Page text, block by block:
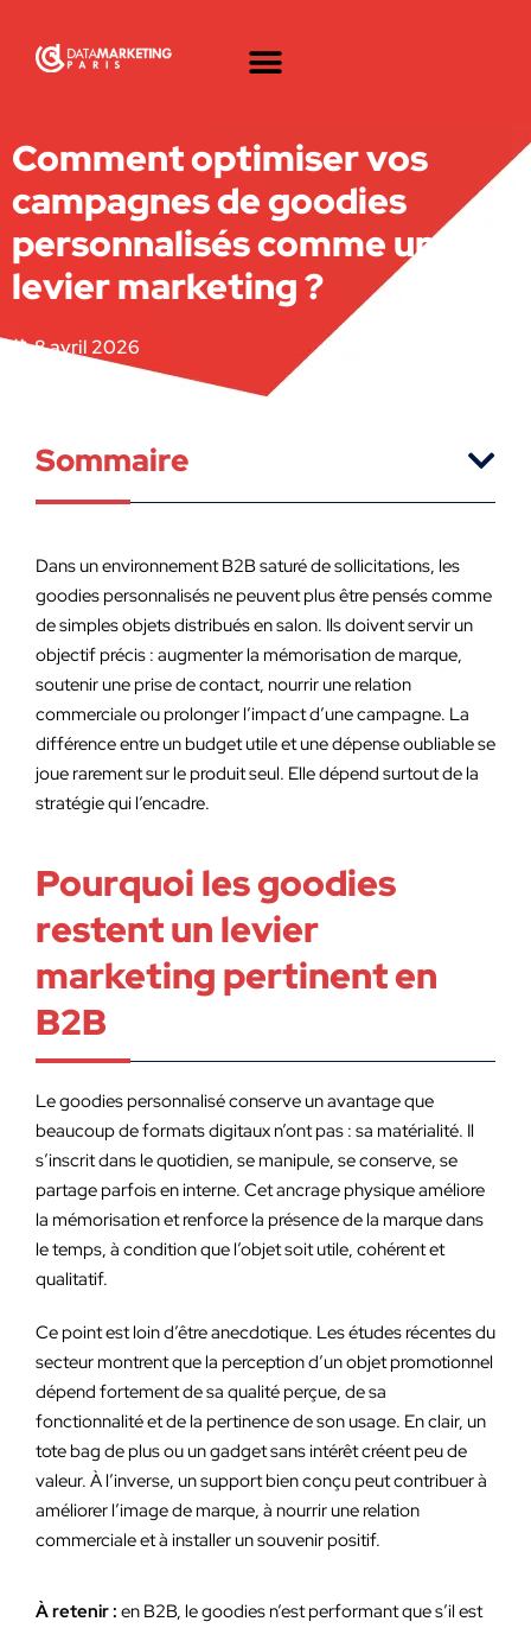
Comment optimiser vos
campagnes de goodies
personnalisés comme un
levier marketing ?
8 avril 2026
Sommaire
Dans un environnement B2B saturé de sollicitations, les
goodies personnalisés ne peuvent plus être pensés comme
de simples objets distribués en salon. Ils doivent servir un
objectif précis : augmenter la mémorisation de marque,
soutenir une prise de contact, nourrir une relation
commerciale ou prolonger l’impact d’une campagne. La
différence entre un budget utile et une dépense oubliable se
joue rarement sur le produit seul. Elle dépend surtout de la
stratégie qui l’encadre.
Pourquoi les goodies
restent un levier
marketing pertinent en
B2B
Le goodies personnalisé conserve un avantage que
beaucoup de formats digitaux n’ont pas : sa matérialité. Il
s’inscrit dans le quotidien, se manipule, se conserve, se
partage parfois en interne. Cet ancrage physique améliore
la mémorisation et renforce la présence de la marque dans
le temps, à condition que l’objet soit utile, cohérent et
qualitatif.
Ce point est loin d’être anecdotique. Les études récentes du
secteur montrent que la perception d’un objet promotionnel
dépend fortement de sa qualité perçue, de sa
fonctionnalité et de la pertinence de son usage. En clair, un
tote bag de plus ou un gadget sans intérêt créent peu de
valeur. À l’inverse, un support bien conçu peut contribuer à
améliorer l’image de marque, à nourrir une relation
commerciale et à installer un souvenir positif.
À retenir : en B2B, le goodies n’est performant que s’il est